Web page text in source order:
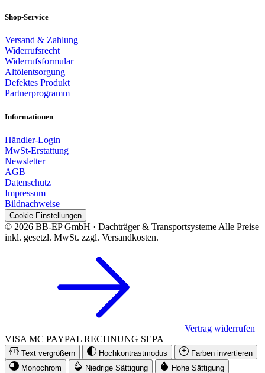
Shop-Service
Versand & Zahlung
Widerrufsrecht
Widerrufsformular
Altölentsorgung
Defektes Produkt
Partnerprogramm
Informationen
Händler-Login
MwSt-Erstattung
Newsletter
AGB
Datenschutz
Impressum
Bildnachweise
Cookie-Einstellungen
© 2026 BB-EP GmbH · Dachträger & Transportsysteme Alle Preise
inkl. gesetzl. MwSt. zzgl. Versandkosten.
Vertrag widerrufen
VISA MC PAYPAL RECHNUNG SEPA
Text vergrößern Hochkontrastmodus
Farben invertieren
Monochrom
Niedrige Sättigung
Hohe Sättigung